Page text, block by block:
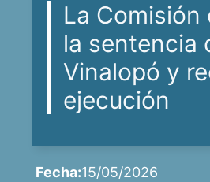
La
la sentencia
Vinalopó y
ejecución
Fecha:15/05/2026